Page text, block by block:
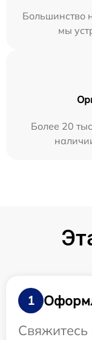
Большинство
мы
Более 20
1